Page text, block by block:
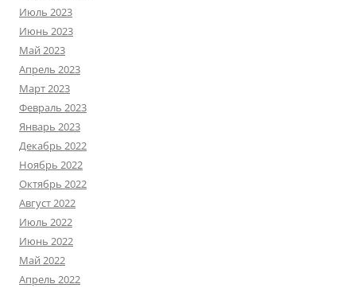
Июль 2023
Июнь 2023
Май 2023
Апрель 2023
Март 2023
Февраль 2023
Январь 2023
Декабрь 2022
Ноябрь 2022
Октябрь 2022
Август 2022
Июль 2022
Июнь 2022
Май 2022
Апрель 2022